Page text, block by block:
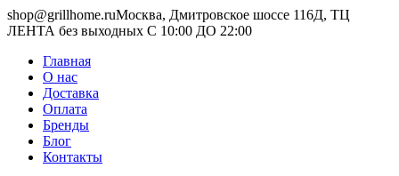
shop@grillhome.ruМосква, Дмитровское шоссе 116Д, ТЦ
ЛЕНТА без выходных С 10:00 ДО 22:00
Главная
О нас
Доставка
Оплата
Бренды
Блог
Контакты